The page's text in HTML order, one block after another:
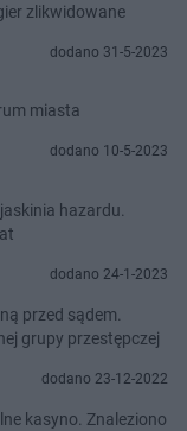
zlikwidowane
dodano 31-5-2023
miasta
dodano 10-5-2023
hazardu.
dodano 24-1-2023
przed sądem.
grupy przestępczej
dodano 23-12-2022
kasyno. Znaleziono